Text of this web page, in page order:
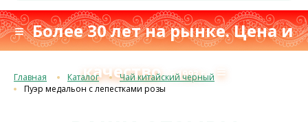
≡ Более 30 лет на рынке. Цена и
качествос 1993 г.≡
Главная Каталог
Чай китайский черный
Пуэр медальон с лепестками розы